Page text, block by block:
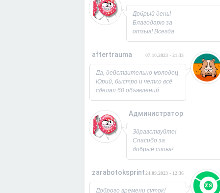
08.10.2023 - 09:31
Добрый день!
Благодарю за
отзыв! Всегда
рад
С Уважением,
aftertrauma 07.10.2023 - 21:33
Да, действительно молодец
Юрий, быстро и четко всё
сделал 60 объявлений
разместил, всё работает,
страницы выросла в 2 раза
спасибо! Буду ещё
заказывать, советую!
Администратор
26.09.2023 - 07:33
Здравствуйте!
Спасибо за
добрые слова!
Всегда рад
пользователям.
zarabotoksprint 24.09.2023 - 12:36
Доброго времени суток!